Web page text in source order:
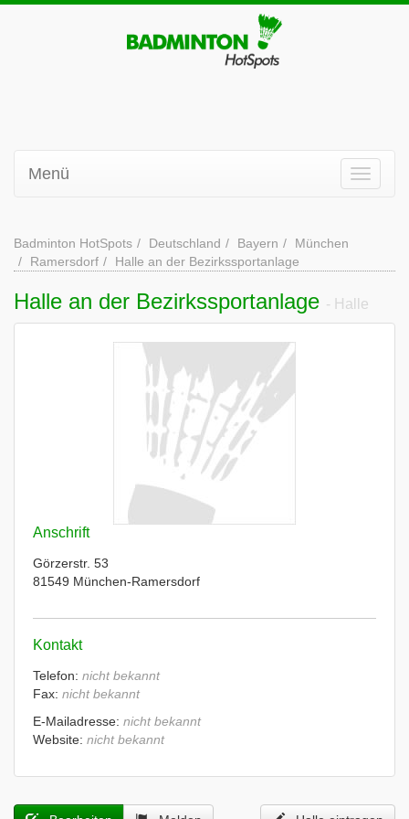
Menü
Badminton HotSpots Deutschland Bayern
München
Ramersdorf
Halle an der Bezirkssportanlage
Halle an der Bezirkssportanlage - Halle
Anschrift
Görzerstr. 53
81549 München-Ramersdorf
Kontakt
Telefon: nicht bekannt
Fax: nicht bekannt
E-Mailadresse: nicht bekannt
Website: nicht bekannt